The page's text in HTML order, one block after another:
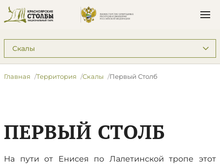
Подразделы: Территория
Главная Территория Скалы Первый Столб
ПЕРВЫЙ СТОЛБ
На пути от Енисея по Лалетинской тропе этот